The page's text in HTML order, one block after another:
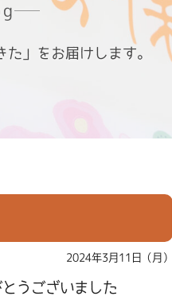
」をお届けします。
2024年3月11日（月）
うございました